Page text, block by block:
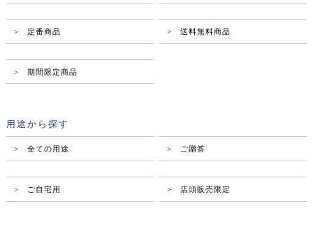
> 定番商品 > 送料無料商品
> 期間限定商品
用途から探す
> 全ての用途 > ご贈答
> ご自宅用 > 店頭販売限定